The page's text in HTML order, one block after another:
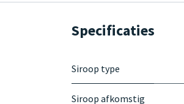
Specificaties
Siroop type
Siroop afkomstig